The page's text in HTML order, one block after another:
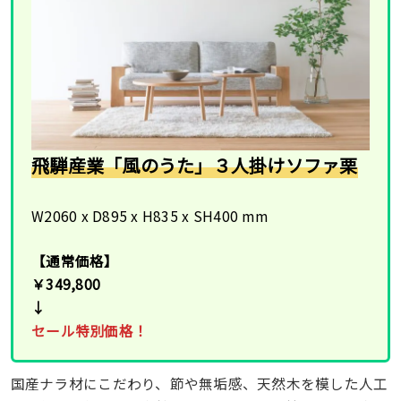
飛騨産業「風のうた」３人掛けソファ栗
W2060 x D895 x H835 x SH400 mm
【通常価格】
￥349,800
↓
セール特別価格！
国産ナラ材にこだわり、節や無垢感、天然木を模した人工